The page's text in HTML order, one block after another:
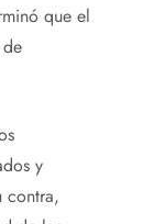
que el
y
contra,